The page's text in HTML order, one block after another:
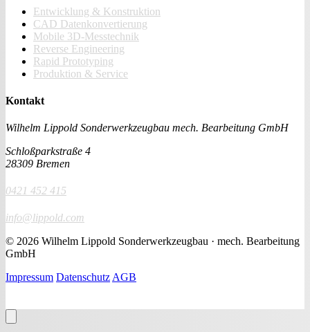
Entwicklung & Konstruktion
CAD Datenkonvertierung
Mobile 3D-Messtechnik
Reverse Engineering
Rapid Prototyping
Produktion & Service
Kontakt
Wilhelm Lippold Sonderwerkzeugbau mech. Bearbeitung GmbH
Schloßparkstraße 4
28309 Bremen
0421 452 415
info@lippold.com
© 2026 Wilhelm Lippold Sonderwerkzeugbau · mech. Bearbeitung
GmbH
Impressum DatenschutzAGB